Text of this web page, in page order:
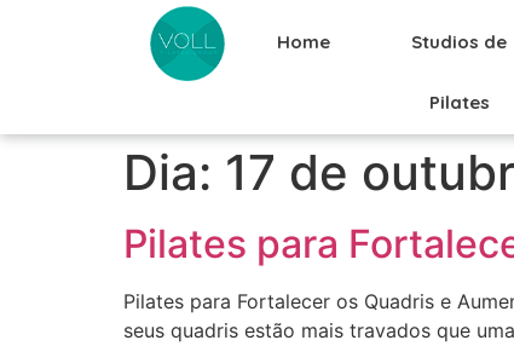
Home Studios de
Pilates
Dia: 17 de
Pilates para
Pilates para Fortalecer os Quadris e
seus quadris estão mais travados que